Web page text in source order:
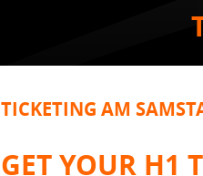
TICKETING AM
GET YOUR H1